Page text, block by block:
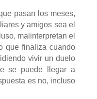
pasan los meses,
y amigos sea el
malinterpretan el
que finaliza cuando
vivir un duelo
se puede llegar a
es no, incluso